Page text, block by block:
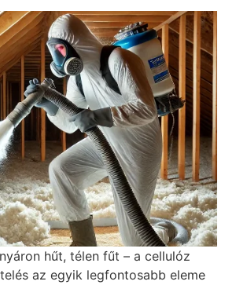
hűt, télen fűt – a cellulóz
az egyik legfontosabb eleme